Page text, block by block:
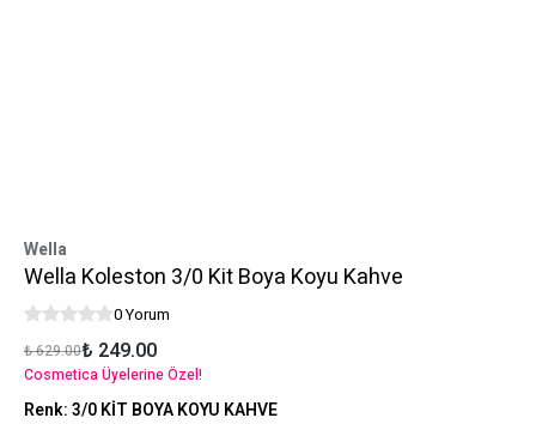
Wella
Wella Koleston 3/0 Kit Boya Koyu Kahve
0 Yorum
₺ 629.00₺ 249.00
Cosmetica Üyelerine Özel!
Renk:3/0 KİT BOYA KOYU KAHVE